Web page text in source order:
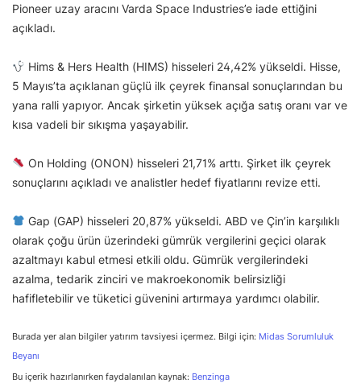
Pioneer uzay aracını Varda Space Industries’e iade ettiğini
açıkladı.
Hims & Hers Health (HIMS) hisseleri 24,42% yükseldi. Hisse,
5 Mayıs’ta açıklanan güçlü ilk çeyrek finansal sonuçlarından bu
yana ralli yapıyor. Ancak şirketin yüksek açığa satış oranı var ve
kısa vadeli bir sıkışma yaşayabilir.
On Holding (ONON) hisseleri 21,71% arttı. Şirket ilk çeyrek
sonuçlarını açıkladı ve analistler hedef fiyatlarını revize etti.
Gap (GAP) hisseleri 20,87% yükseldi. ABD ve Çin’in karşılıklı
olarak çoğu ürün üzerindeki gümrük vergilerini geçici olarak
azaltmayı kabul etmesi etkili oldu. Gümrük vergilerindeki
azalma, tedarik zinciri ve makroekonomik belirsizliği
hafifletebilir ve tüketici güvenini artırmaya yardımcı olabilir.
Burada yer alan bilgiler yatırım tavsiyesi içermez. Bilgi için: Midas Sorumluluk
Beyanı
Bu içerik hazırlanırken faydalanılan kaynak: Benzinga